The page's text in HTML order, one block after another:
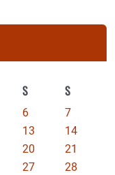
S S
6
7
13
14
20
21
27
28